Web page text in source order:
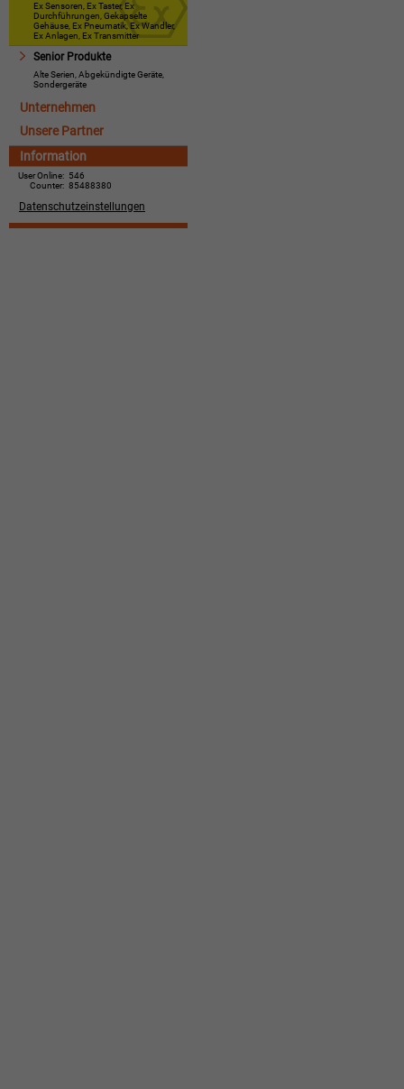
Ex Sensoren, Ex Taster, Ex
Durchführungen, Gekapselte
Gehäuse, Ex Pneumatik, Ex Wandler,
Ex Anlagen, Ex Transmitter
Senior Produkte
Alte Serien, Abgekündigte Geräte,
Sondergeräte
Unternehmen
Unsere Partner
Information
User Online: 546
Counter: 85488380
Datenschutzeinstellungen